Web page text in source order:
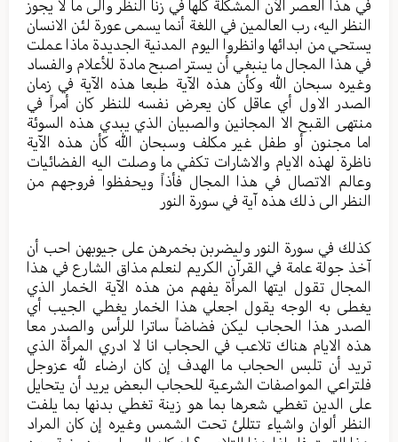
في هذا العصر الآن المشكلة كلها في زنا النظر والى ما لا يجوز
النظر اليه، رب العالمين في اللغة أنما يسمى عورة لئن الانسان
يستحي من ابدائها وانظروا اليوم المدنية الجديدة ماذا عملت
في هذا المجال ما ينبغي أن يستر اصبح مادة للأعلام والفساد
وغيره سبحان الله وكأن هذه الآية طبعا هذه الآية في زمان
الصدر الاول أي عاقل كان يعرض نفسه للنظر كان أمراً في
منتهى القبح الا المجانين والصبيان الذي يبدي هذه السوئة
اما مجنون أو طفل غير مكلف وسبحان الله كأن هذه الآية
ناظرة لهذه الايام والاشارات تكفي ما وصلت اليه الفضائيات
وعالم الاتصال في هذا المجال فأذاً ويحفظوا فروجهم من
النظر الى ذلك هذه آية في سورة النور
كذلك في سورة النور وليضربن بخمرهن على جيوبهن احب أن
آخذ جولة عامة في القرآن الكريم لنعلم مذاق الشارع في هذا
المجال تقول ايتها المرأة يفهم من هذه الآية الخمار الذي
يغطى به الوجه يقول اجعلي هذا الخمار يغطي الجيب أي
الصدر هذا الحجاب ليكن فضاضاً ساترا للرأس والصدر معا
هذه الايام هناك تلاعب في الحجاب انا لا ادري المرأة الذي
تريد أن تلبس الحجاب ما الهدف إن كان ارضاء لله عزوجل
فلتراعي المواصفات الشرعية للحجاب البعض يريد أن يتحايل
على الدين تغطي شعرها بما هو زينة تغطي بدنها بما يلفت
النظر ألوان واشياء تتللئ تحت الشمس وغيره إن كان المراد